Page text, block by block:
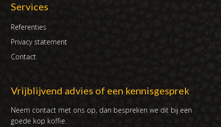
Services
Referenties
Privacy statement
Contact
Vrijblijvend advies of een kennisgesprek
Neem contact met ons op, dan bespreken we dit bij een
goede kop koffie.